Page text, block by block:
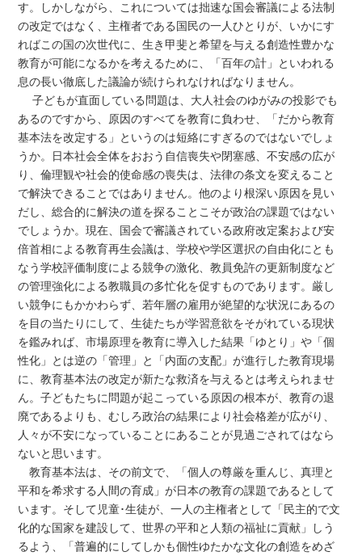
す。しかしながら、これについては拙速な国会審議による法制
の改定ではなく、主権者である国民の一人ひとりが、いかにす
ればこの国の次世代に、生き甲斐と希望を与える創造性豊かな
教育が可能になるかを考えるために、「百年の計」といわれる
息の長い徹底した議論が続けられなければなりません。
子どもが直面している問題は、大人社会のゆがみの投影でも
あるのですから、原因のすべてを教育に負わせ、「だから教育
基本法を改定する」というのは短絡にすぎるのではないでしょ
うか。日本社会全体をおおう自信喪失や閉塞感、不安感の広が
り、倫理観や社会的使命感の喪失は、法律の条文を変えること
で解決できることではありません。他のより根深い原因を見い
だし、総合的に解決の道を探ることこそが政治の課題ではない
でしょうか。現在、国会で審議されている政府改定案および安
倍首相による教育再生会議は、学校や学区選択の自由化にとも
なう学校評価制度による競争の激化、教員免許の更新制度など
の管理強化による教職員の多忙化を促すものであります。厳し
い競争にもかかわらず、若年層の雇用が絶望的な状況にあるの
を目の当たりにして、生徒たちが学習意欲をそがれている現状
を鑑みれば、市場原理を教育に導入した結果「ゆとり」や「個
性化」とは逆の「管理」と「内面の支配」が進行した教育現場
に、教育基本法の改定が新たな救済を与えるとは考えられませ
ん。子どもたちに問題が起こっている原因の根本が、教育の退
廃であるよりも、むしろ政治の結果により社会格差が広がり、
人々が不安になっていることにあることが見過ごされてはなら
ないと思います。
教育基本法は、その前文で、「個人の尊厳を重んじ、真理と
平和を希求する人間の育成」が日本の教育の課題であるとして
います。そして児童･生徒が、一人の主権者として「民主的で文
化的な国家を建設して、世界の平和と人類の福祉に貢献」しう
るよう、「普遍的にしてしかも個性ゆたかな文化の創造をめざ